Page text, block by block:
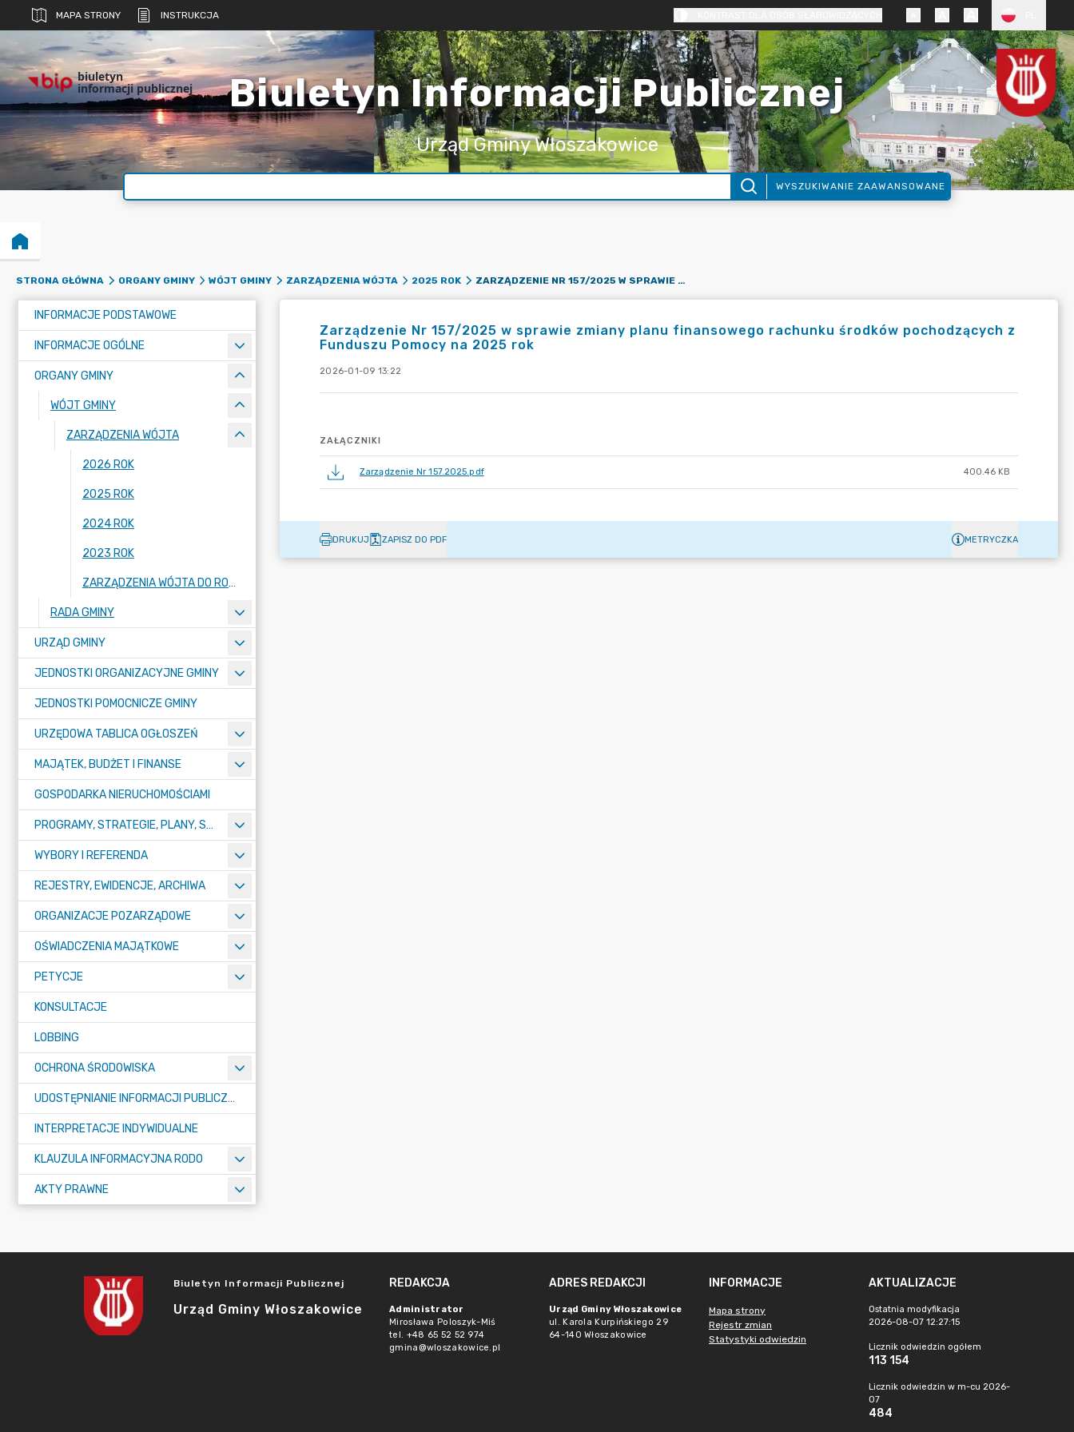
MAPA STRONY INSTRUKCJA
biuletyn
informacji publicznej Biuletyn Informacji Publicznej
Urząd Gminy Włoszakowice
WYSZUKIWANIE ZAAWANSOWANE
STRONA GŁÓWNA ORGANY GMINY WÓJT GMINY ZARZĄDZENIA WÓJTA 2025 ROK ZARZĄDZENIE NR 157/2025 W SPRAWIE ZMIANY PLANU FINANSOWEGO RACHUNKU ŚRODKÓW POCHODZĄCYCH Z FUNDUSZU POMOCY NA 2025 ROK
INFORMACJE PODSTAWOWE
INFORMACJE OGÓLNE
ORGANY GMINY
WÓJT GMINY
ZARZĄDZENIA WÓJTA
2026 ROK
2025 ROK
2024 ROK
2023 ROK
ZARZĄDZENIA WÓJTA DO ROKU 2022 (WŁĄCZNIE)
RADA GMINY
URZĄD GMINY
JEDNOSTKI ORGANIZACYJNE GMINY
JEDNOSTKI POMOCNICZE GMINY
URZĘDOWA TABLICA OGŁOSZEŃ
MAJĄTEK, BUDŻET I FINANSE
GOSPODARKA NIERUCHOMOŚCIAMI
PROGRAMY, STRATEGIE, PLANY, SPRAWOZDANIA I OPRACOWANIA
WYBORY I REFERENDA
REJESTRY, EWIDENCJE, ARCHIWA
ORGANIZACJE POZARZĄDOWE
OŚWIADCZENIA MAJĄTKOWE
PETYCJE
KONSULTACJE
LOBBING
OCHRONA ŚRODOWISKA
UDOSTĘPNIANIE INFORMACJI PUBLICZNEJ
INTERPRETACJE INDYWIDUALNE
KLAUZULA INFORMACYJNA RODO
AKTY PRAWNE
Zarządzenie Nr 157/2025 w sprawie zmiany planu finansowego rachunku środków pochodzących z
Funduszu Pomocy na 2025 rok
2026-01-09 13:22
ZAŁĄCZNIKI
Zarządzenie Nr 157.2025.pdf 400.46 KB
DRUKUJ ZAPISZ DO PDF METRYCZKA
Biuletyn Informacji Publicznej
Urząd Gminy Włoszakowice
REDAKCJA
Administrator
Mirosława Poloszyk-Miś
tel. +48 65 52 52 974
gmina@wloszakowice.pl
ADRES REDAKCJI
Urząd Gminy Włoszakowice
ul. Karola Kurpińskiego 29
64-140 Włoszakowice
INFORMACJE
Mapa strony
Rejestr zmian
Statystyki odwiedzin
AKTUALIZACJE
Ostatnia modyfikacja
2026-08-07 12:27:15
Licznik odwiedzin ogółem
113 154
Licznik odwiedzin w m-cu 2026-
07
484